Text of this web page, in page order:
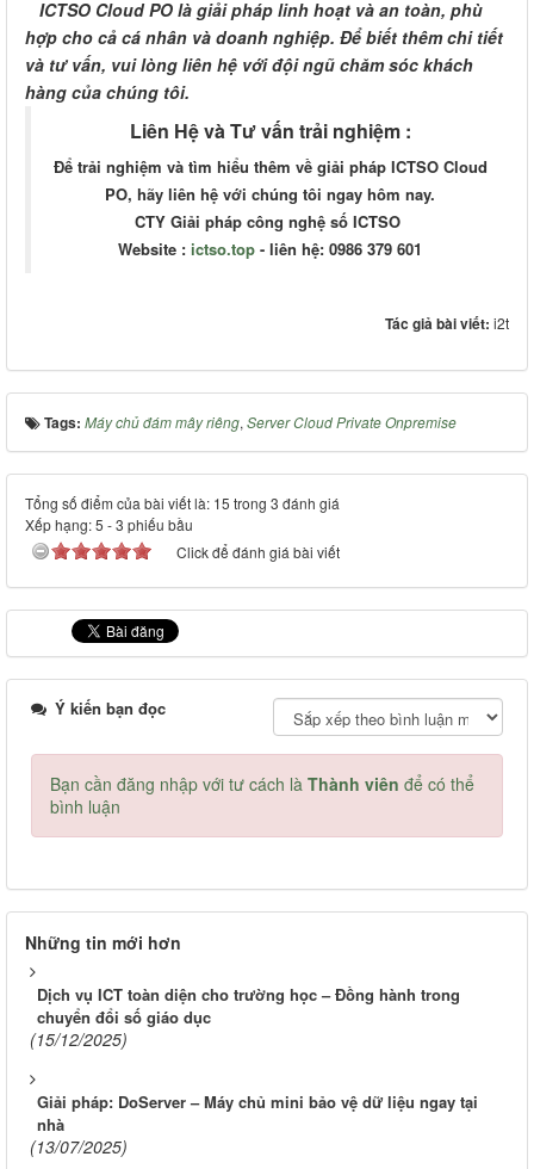
ICTSO Cloud PO là giải pháp linh hoạt và an toàn, phù
hợp cho cả cá nhân và doanh nghiệp. Để biết thêm chi tiết
và tư vấn, vui lòng liên hệ với đội ngũ chăm sóc khách
hàng của chúng tôi.
Liên Hệ và Tư vấn trải nghiệm :
Để trải nghiệm và tìm hiểu thêm về giải pháp ICTSO Cloud
PO, hãy liên hệ với chúng tôi ngay hôm nay.
CTY Giải pháp công nghệ số ICTSO
Website : ictso.top - liên hệ: 0986 379 601
Tác giả bài viết: i2t
Tags: Máy chủ đám mây riêng, Server Cloud Private Onpremise
Tổng số điểm của bài viết là: 15 trong 3 đánh giá
Xếp hạng:5 -3 phiếu bầu
Click để đánh giá bài viết
Ý kiến bạn đọc
Bạn cần đăng nhập với tư cách là Thành viên để có thể
bình luận
Những tin mới hơn
Dịch vụ ICT toàn diện cho trường học – Đồng hành trong
chuyển đổi số giáo dục
(15/12/2025)
Giải pháp: DoServer – Máy chủ mini bảo vệ dữ liệu ngay tại
nhà
(13/07/2025)